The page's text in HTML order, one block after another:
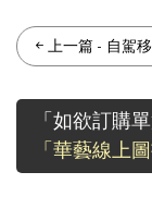
上一篇 - 自駕
「如欲訂購
「華藝線上